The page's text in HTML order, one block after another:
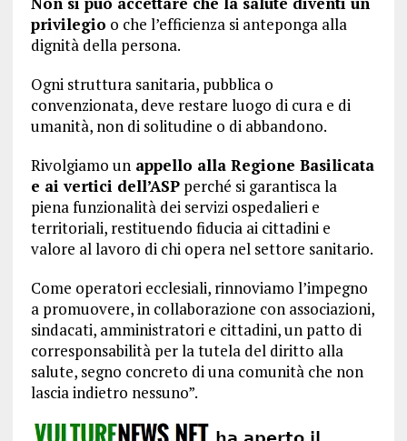
privilegio o che l’efficienza si anteponga alla
dignità della persona.
Ogni struttura sanitaria, pubblica o
convenzionata, deve restare luogo di cura e di
umanità, non di solitudine o di abbandono.
Rivolgiamo unappello alla Regione Basilicata
e ai vertici dell’ASPperché si garantisca la
piena funzionalità dei servizi ospedalieri e
territoriali, restituendo fiducia ai cittadini e
valore al lavoro di chi opera nel settore sanitario.
Come operatori ecclesiali, rinnoviamo l’impegno
a promuovere, in collaborazione con associazioni,
sindacati, amministratori e cittadini, un patto di
corresponsabilità per la tutela del diritto alla
salute, segno concreto di una comunità che non
lascia indietro nessuno”.